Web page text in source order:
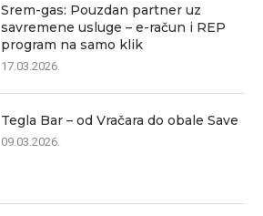
Srem-gas: Pouzdan partner uz
savremene usluge – e-račun i REP
program na samo klik
17.03.2026.
Tegla Bar – od Vračara do obale Save
09.03.2026.